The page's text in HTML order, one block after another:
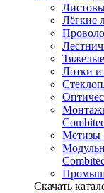
Лёгкие
Лотки
Метизы
Скачать